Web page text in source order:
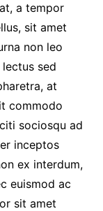
a tempor
sit amet
non leo
sed
at
commodo
sociosqu ad
inceptos
ex interdum,
euismod ac
sit amet